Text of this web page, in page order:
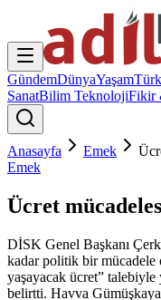
GündemDünyaYaşam
SanatBilim TeknolojiFikir
Anasayfa Emek
Emek
Ücret
DİSK Genel Başkanı
kadar politik bir mücadele
yaşayacak ücret” talebiyle
belirtti. Havva